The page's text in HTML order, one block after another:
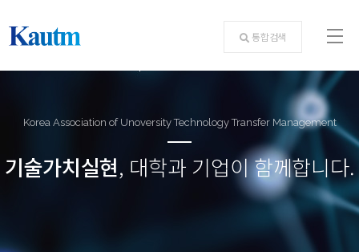
통합검색
Korea Association of Unoversity Technology Transfer Management
기술가치실현, 대학과 기업이 함께합니다.